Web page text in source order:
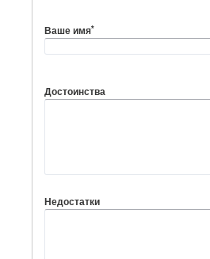
Ваше имя*
Достоинства
Недостатки